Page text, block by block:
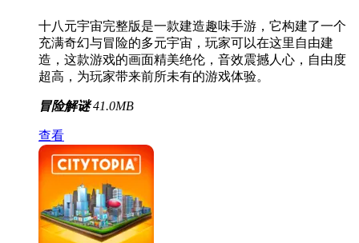
十八元宇宙完整版是一款建造趣味手游，它构建了一个
充满奇幻与冒险的多元宇宙，玩家可以在这里自由建
造，这款游戏的画面精美绝伦，音效震撼人心，自由度
超高，为玩家带来前所未有的游戏体验。
冒险解谜 41.0MB
查看